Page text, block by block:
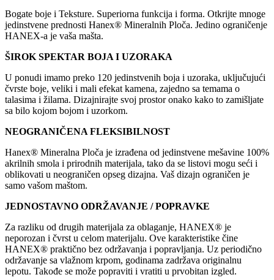
Bogate boje i Teksture. Superiorna funkcija i forma. Otkrijte mnoge
jedinstvene prednosti Hanex® Mineralnih Ploča. Jedino ograničenje
HANEX-a je vaša mašta.
ŠIROK SPEKTAR BOJA I UZORAKA
U ponudi imamo preko 120 jedinstvenih boja i uzoraka, uključujući
čvrste boje, veliki i mali efekat kamena, zajedno sa temama o
talasima i žilama. Dizajnirajte svoj prostor onako kako to zamišljate
sa bilo kojom bojom i uzorkom.
NEOGRANIČENA FLEKSIBILNOST
Hanex® Mineralna Ploča je izrađena od jedinstvene mešavine 100%
akrilnih smola i prirodnih materijala, tako da se listovi mogu seći i
oblikovati u neograničen opseg dizajna. Vaš dizajn ograničen je
samo vašom maštom.
JEDNOSTAVNO ODRŽAVANJE / POPRAVKE
Za razliku od drugih materijala za oblaganje, HANEX® je
neporozan i čvrst u celom materijalu. Ove karakteristike čine
HANEX® praktično bez održavanja i popravljanja. Uz periodično
održavanje sa vlažnom krpom, godinama zadržava originalnu
lepotu. Takođe se može popraviti i vratiti u prvobitan izgled.